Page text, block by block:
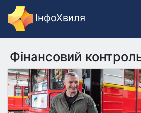
ІнфоХвиля
Фінансовий